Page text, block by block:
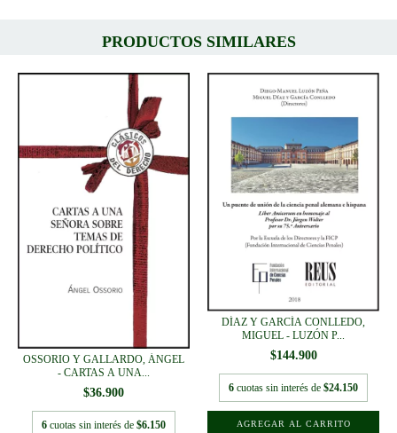
PRODUCTOS SIMILARES
OSSORIO Y GALLARDO, ÁNGEL
- CARTAS A UNA...
$36.900
6 cuotas sin interés de $6.150
DÍAZ Y GARCÍA CONLLEDO,
MIGUEL - LUZÓN P...
$144.900
6 cuotas sin interés de $24.150